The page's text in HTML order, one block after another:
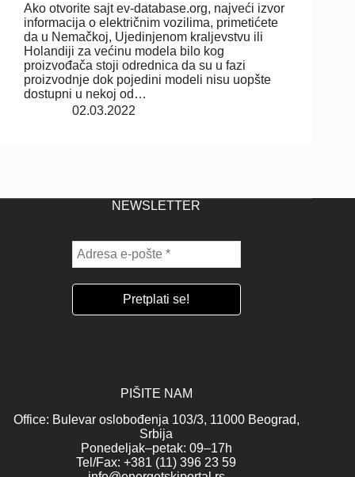
Ako otvorite sajt ev-database.org, najveći izvor
informacija o električnim vozilima, primetićete
da u Nemačkoj, Ujedinjenom kraljevstvu ili
Holandiji za većinu modela bilo kog
proizvođača stoji odrednica da su u fazi
proizvodnje dok pojedini modeli nisu uopšte
dostupni u nekoj od…
02.03.2022
NEWSLETTER
PIŠITE NAM
Office: Bulevar oslobođenja 103/3, 11000 Beograd,
Srbija
Ponedeljak–petak: 09–17h
Tel/Fax: +381 (11) 396 23 59